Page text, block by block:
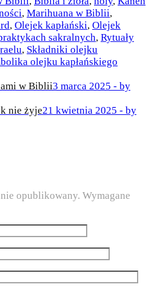
, Marihuana w Biblii,
, Olejek kapłański, Olejek
sakralnych, Rytuały
, Składniki olejku
olejku kapłańskiego
w Biblii3 marca 2025 - by
nie żyje21 kwietnia 2025 - by
opublikowany. Wymagane